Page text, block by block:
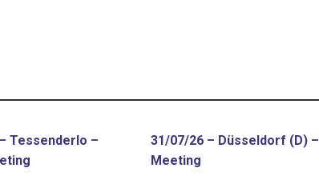
Tessenderlo –
31/07/26 – Düsseldorf (D) –
Meeting